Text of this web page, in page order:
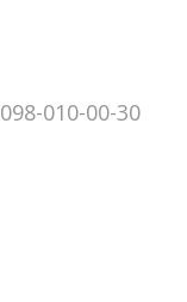
098-010-00-30